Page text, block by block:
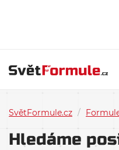
SvětFormule.cz /
Hledáme